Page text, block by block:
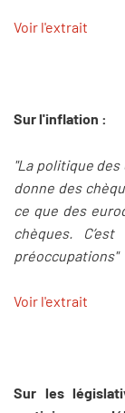
Voir l'extrait
Sur l'inflation :
"La politique
donne des
ce que des
chèques.
préoccupations"
Voir l'extrait
Sur les